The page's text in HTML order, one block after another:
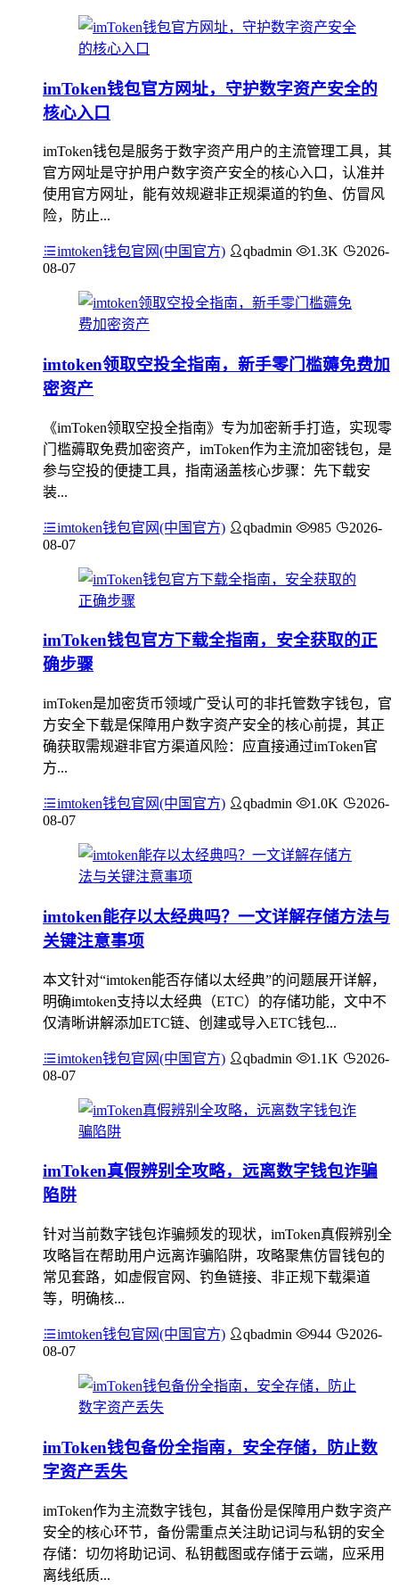
imToken钱包官方网址，守护数字资产安全的
核心入口
imToken钱包是服务于数字资产用户的主流管理工具，其
官方网址是守护用户数字资产安全的核心入口，认准并
使用官方网址，能有效规避非正规渠道的钓鱼、仿冒风
险，防止...
imtoken钱包官网(中国官方) qbadmin 1.3K
2026-
08-07
imtoken领取空投全指南，新手零门槛薅免费加
密资产
《imToken领取空投全指南》专为加密新手打造，实现零
门槛薅取免费加密资产，imToken作为主流加密钱包，是
参与空投的便捷工具，指南涵盖核心步骤：先下载安
装...
imtoken钱包官网(中国官方) qbadmin 985
2026-
08-07
imToken钱包官方下载全指南，安全获取的正
确步骤
imToken是加密货币领域广受认可的非托管数字钱包，官
方安全下载是保障用户数字资产安全的核心前提，其正
确获取需规避非官方渠道风险：应直接通过imToken官
方...
imtoken钱包官网(中国官方) qbadmin 1.0K
2026-
08-07
imtoken能存以太经典吗？一文详解存储方法与
关键注意事项
本文针对“imtoken能否存储以太经典”的问题展开详解，
明确imtoken支持以太经典（ETC）的存储功能，文中不
仅清晰讲解添加ETC链、创建或导入ETC钱包...
imtoken钱包官网(中国官方) qbadmin 1.1K
2026-
08-07
imToken真假辨别全攻略，远离数字钱包诈骗
陷阱
针对当前数字钱包诈骗频发的现状，imToken真假辨别全
攻略旨在帮助用户远离诈骗陷阱，攻略聚焦仿冒钱包的
常见套路，如虚假官网、钓鱼链接、非正规下载渠道
等，明确核...
imtoken钱包官网(中国官方) qbadmin 944
2026-
08-07
imToken钱包备份全指南，安全存储，防止数
字资产丢失
imToken作为主流数字钱包，其备份是保障用户数字资产
安全的核心环节，备份需重点关注助记词与私钥的安全
存储：切勿将助记词、私钥截图或存储于云端，应采用
离线纸质...